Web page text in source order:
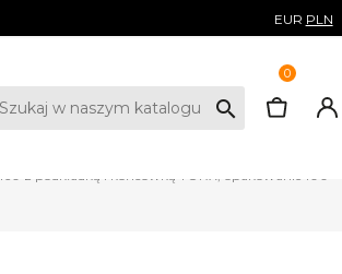
EUR PLN
0
search